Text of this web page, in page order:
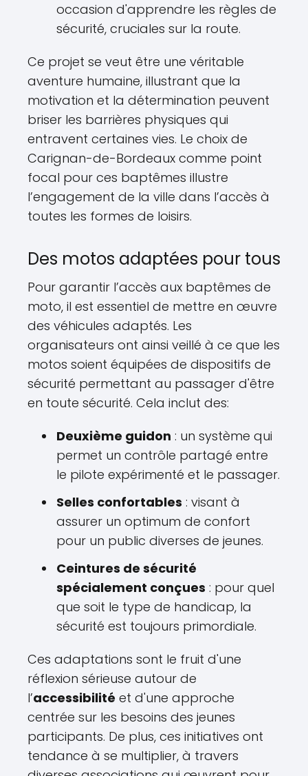
occasion d'apprendre les règles de
sécurité, cruciales sur la route.
Ce projet se veut être une véritable
aventure humaine, illustrant que la
motivation et la détermination peuvent
briser les barrières physiques qui
entravent certaines vies. Le choix de
Carignan-de-Bordeaux comme point
focal pour ces baptêmes illustre
l’engagement de la ville dans l’accès à
toutes les formes de loisirs.
Des motos adaptées pour tous
Pour garantir l’accès aux baptêmes de
moto, il est essentiel de mettre en œuvre
des véhicules adaptés. Les
organisateurs ont ainsi veillé à ce que les
motos soient équipées de dispositifs de
sécurité permettant au passager d'être
en toute sécurité. Cela inclut des:
Deuxième guidon : un système qui
permet un contrôle partagé entre
le pilote expérimenté et le passager.
Selles confortables : visant à
assurer un optimum de confort
pour un public diverses de jeunes.
Ceintures de sécurité
spécialement conçues : pour quel
que soit le type de handicap, la
sécurité est toujours primordiale.
Ces adaptations sont le fruit d'une
réflexion sérieuse autour de
l’accessibilité et d'une approche
centrée sur les besoins des jeunes
participants. De plus, ces initiatives ont
tendance à se multiplier, à travers